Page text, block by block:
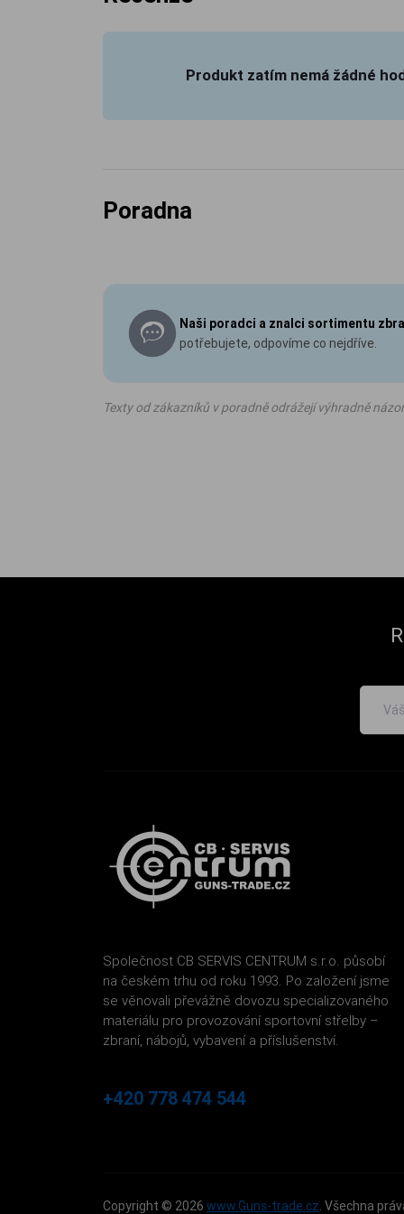
Produkt zatím nemá žádné
Poradna
Naši poradci a znalci sortimentu
potřebujete, odpovíme co nejdříve.
Texty od zákazníků v poradně odrážejí výhradně
Společnost CB SERVIS CENTRUM s.r.o. působí
na českém trhu od roku 1993. Po založení jsme
se věnovali převážně dovozu specializovaného
materiálu pro provozování sportovní střelby –
zbraní, nábojů, vybavení a příslušenství.
+420 778 474 544
Copyright © 2026 www.Guns-trade.cz. Všechna